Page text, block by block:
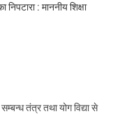
: माननीय शिक्षा
तंत्र तथा योग विद्या से